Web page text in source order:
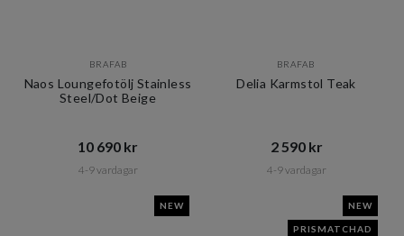
BRAFAB
Naos Loungefotölj Stainless
Steel/Dot Beige
10 690 kr​​
4-9 vardagar
BRAFAB
Delia Karmstol Teak
2 590 kr​​
4-9 vardagar
NEW NEW
PRISMATCHAD